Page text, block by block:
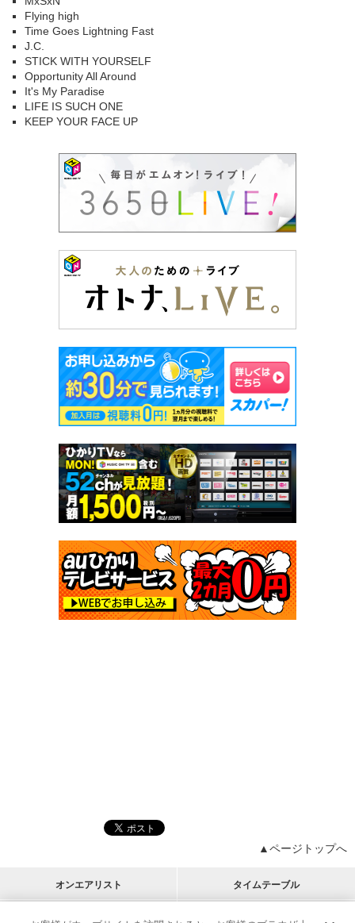
Flying high
Time Goes Lightning Fast
J.C.
STICK WITH YOURSELF
Opportunity All Around
It's My Paradise
LIFE IS SUCH ONE
KEEP YOUR FACE UP
▲ページトップへ
オンエアリスト タイムテーブル
プログラムリスト チャート